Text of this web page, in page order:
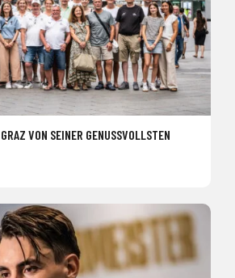
VON SEINER GENUSSVOLLSTEN